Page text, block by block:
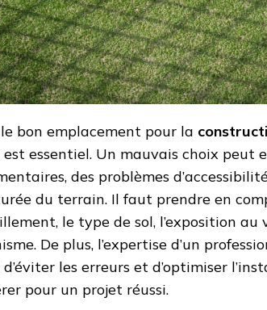
bon emplacement pour la
est essentiel. Un mauvais choix peut
des problèmes
du terrain. Il faut prendre en
le type de sol, l’exposition
De plus, l’expertise d’un
les erreurs et d’optimiser
pour un projet réussi.